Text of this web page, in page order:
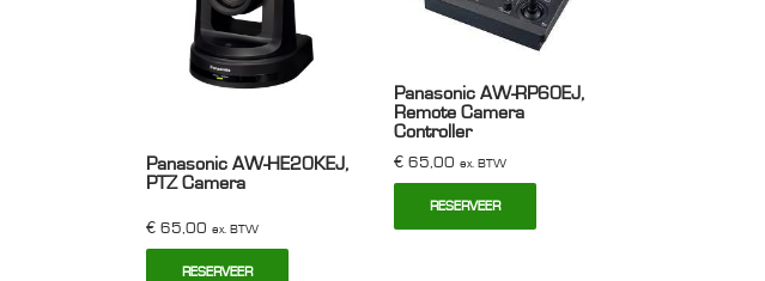
Panasonic AW-HE20KEJ,
PTZ Camera
€ 65,00 ex. BTW
RESERVEER
Panasonic AW-RP60EJ,
Remote Camera
Controller
€65,00 ex. BTW
RESERVEER